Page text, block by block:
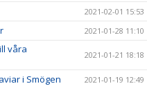
2021-02-01 15:53
2021-01-28 11:10
våra
2021-01-21 18:18
i Smögen 2021-01-19 12:49